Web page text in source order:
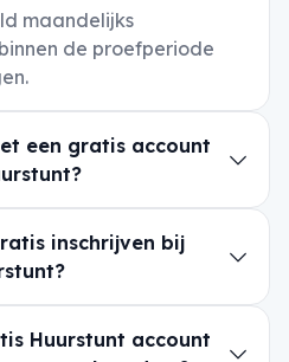
maandelijks
de proefperiode
een gratis account
inschrijven bij
Huurstunt account